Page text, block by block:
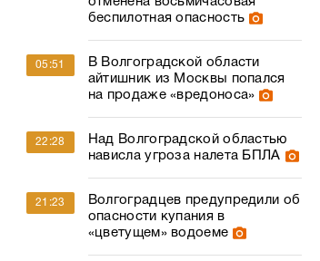
беспилотная опасность
05:51
В Волгоградской области
айтишник из Москвы попался
на продаже «вредоноса»
22:28
Над Волгоградской областью
нависла угроза налета БПЛА
21:23
Волгоградцев предупредили об
опасности купания в
«цветущем» водоеме